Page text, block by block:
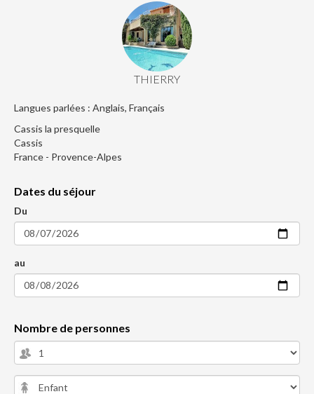
THIERRY
Langues parlées : Anglais, Français
Cassis la presquelle
Cassis
France - Provence-Alpes
Dates du séjour
Du
au
Nombre de personnes